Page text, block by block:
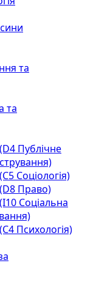
та
та
Публічне
Соціологія)
Право)
Соціальна
Психологія)